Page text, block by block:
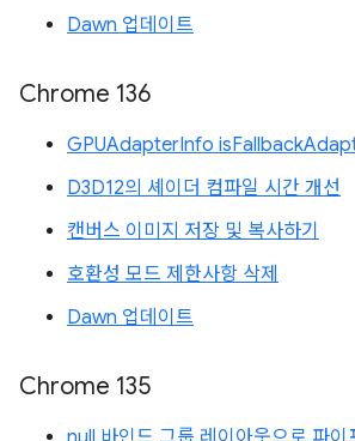
Dawn 업데이트
Chrome 136
GPUAdapterInfo
D3D12의 셰이더 컴파일 시간 개선
캔버스 이미지 저장 및 복사하기
호환성 모드 제한사항 삭제
Dawn 업데이트
Chrome 135